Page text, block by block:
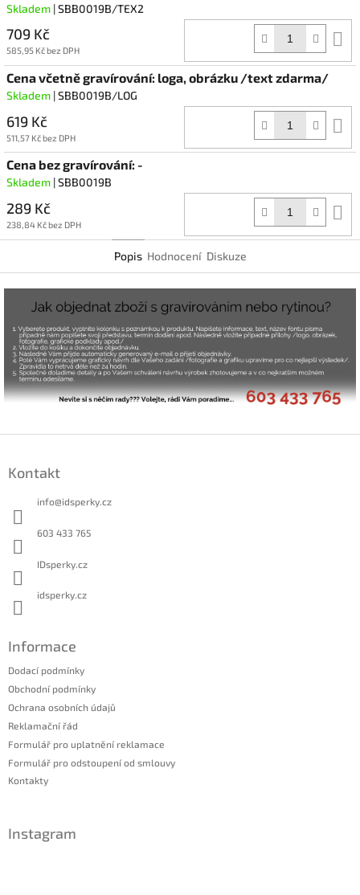
Skladem | SBB0019B/TEX2
709 Kč
585,95 Kč bez DPH
Cena včetně gravírování: loga, obrázku /text zdarma/
Skladem | SBB0019B/LOG
619 Kč
511,57 Kč bez DPH
Cena bez gravírování: -
Skladem | SBB0019B
289 Kč
238,84 Kč bez DPH
Popis Hodnocení Diskuze
Kontakt
info@idsperky.cz
603 433 765
IDsperky.cz
idsperky.cz
Informace
Dodací podmínky
Obchodní podmínky
Ochrana osobních údajů
Reklamační řád
Formulář pro uplatnění reklamace
Formulář pro odstoupení od smlouvy
Kontakty
Instagram